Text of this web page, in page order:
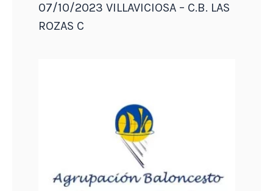
07/10/2023 VILLAVICIOSA – C.B. LAS
ROZAS C